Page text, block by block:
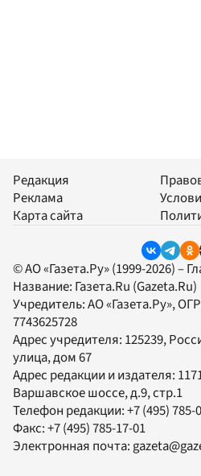
Редакция
Реклама
Карта сайта
© АО «Газета.Ру» (1999-2026) –
Название: Газета.Ru (Gazeta.Ru)
Учредитель:АО «Газета.Ру»,
7743625728
Адрес учредителя: 125239,
улица, дом 67
Адрес редакции и издателя:
Варшавское шоссе, д.9, стр.1
Телефон редакции:+7 (495) 785-
Факс:+7 (495) 785-17-01
Электронная почта: